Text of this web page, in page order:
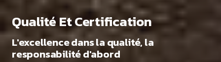
Qualité Et Certification
L'excellence dans la qualité, la
responsabilité d'abord